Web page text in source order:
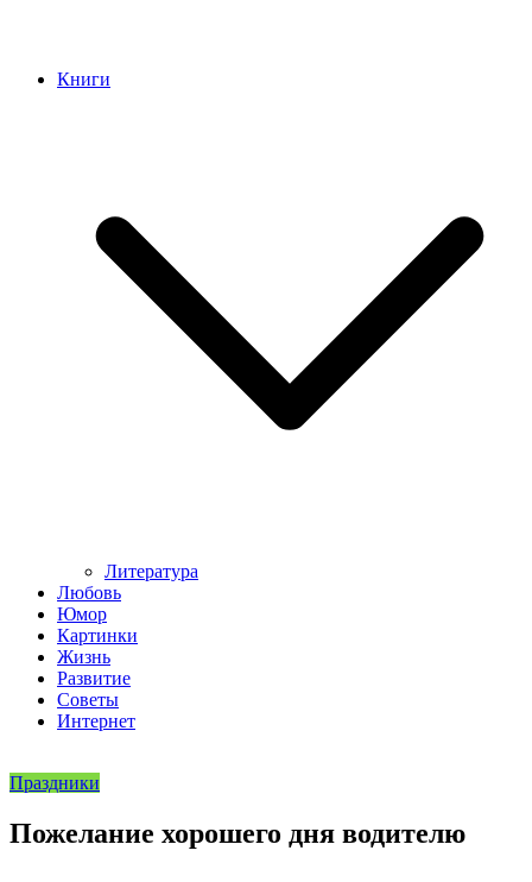
Книги
Литература
Любовь
Юмор
Картинки
Жизнь
Развитие
Советы
Интернет
Праздники
Пожелание хорошего дня водителю